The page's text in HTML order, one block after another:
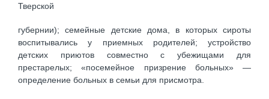
Тверской
губернии); семейные детские дома, в которых сироты
воспитывались у приемных родителей; устройство
детских приютов совместно с убежищами для
престарелых; «посемейное призрение больных» —
определение больных в семьи для присмотра.